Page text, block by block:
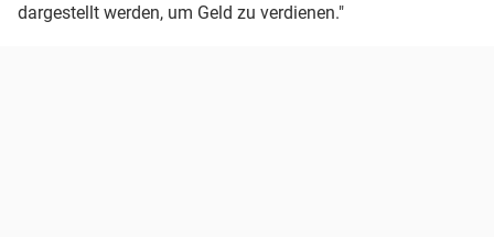
dargestellt werden, um Geld zu verdienen."